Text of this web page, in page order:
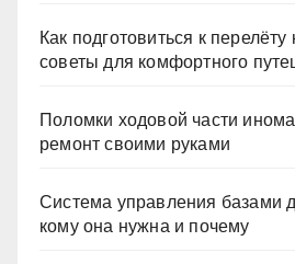
Как подготовиться к
советы для комфортного
Поломки ходовой части
ремонт своими руками
Система управления базами
кому она нужна и почему